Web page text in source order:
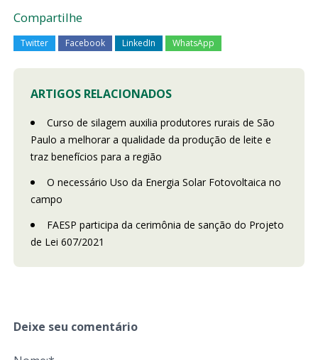
Compartilhe
Twitter Facebook LinkedIn WhatsApp
ARTIGOS RELACIONADOS
Curso de silagem auxilia produtores rurais de São
Paulo a melhorar a qualidade da produção de leite e
traz benefícios para a região
O necessário Uso da Energia Solar Fotovoltaica no
campo
FAESP participa da cerimônia de sanção do Projeto
de Lei 607/2021
Deixe seu comentário